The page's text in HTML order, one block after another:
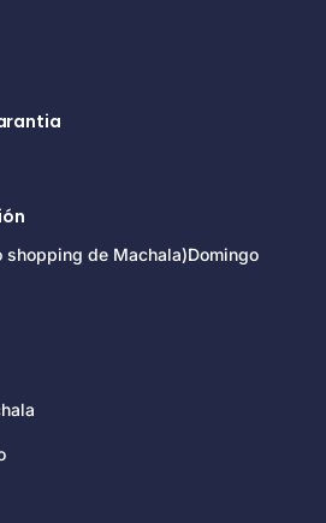
shopping de Machala)Domingo